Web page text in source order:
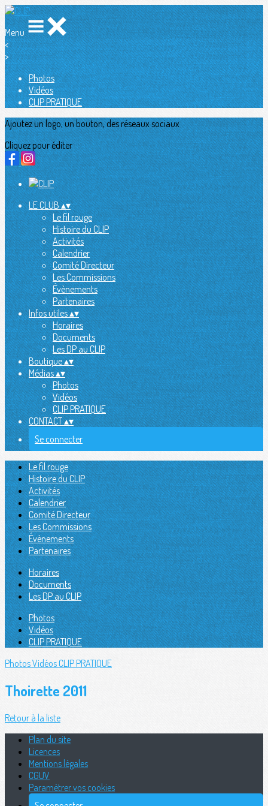
Menu
<
>
Photos
Vidéos
CLIP PRATIQUE
Ajoutez un logo, un bouton, des réseaux sociaux
Cliquez pour éditer
LE CLUB▴▾
Le fil rouge
Histoire du CLIP
Activités
Calendrier
Comité Directeur
Les Commissions
Évènements
Partenaires
Infos utiles▴▾
Horaires
Documents
Les DP au CLIP
Boutique▴▾
Médias▴▾
Photos
Vidéos
CLIP PRATIQUE
CONTACT▴▾
Se connecter
Le fil rouge
Histoire du CLIP
Activités
Calendrier
Comité Directeur
Les Commissions
Évènements
Partenaires
Horaires
Documents
Les DP au CLIP
Photos
Vidéos
CLIP PRATIQUE
PhotosVidéosCLIP PRATIQUE
Thoirette 2011
Retour à la liste
Plan du site
Licences
Mentions légales
CGUV
Paramétrer vos cookies